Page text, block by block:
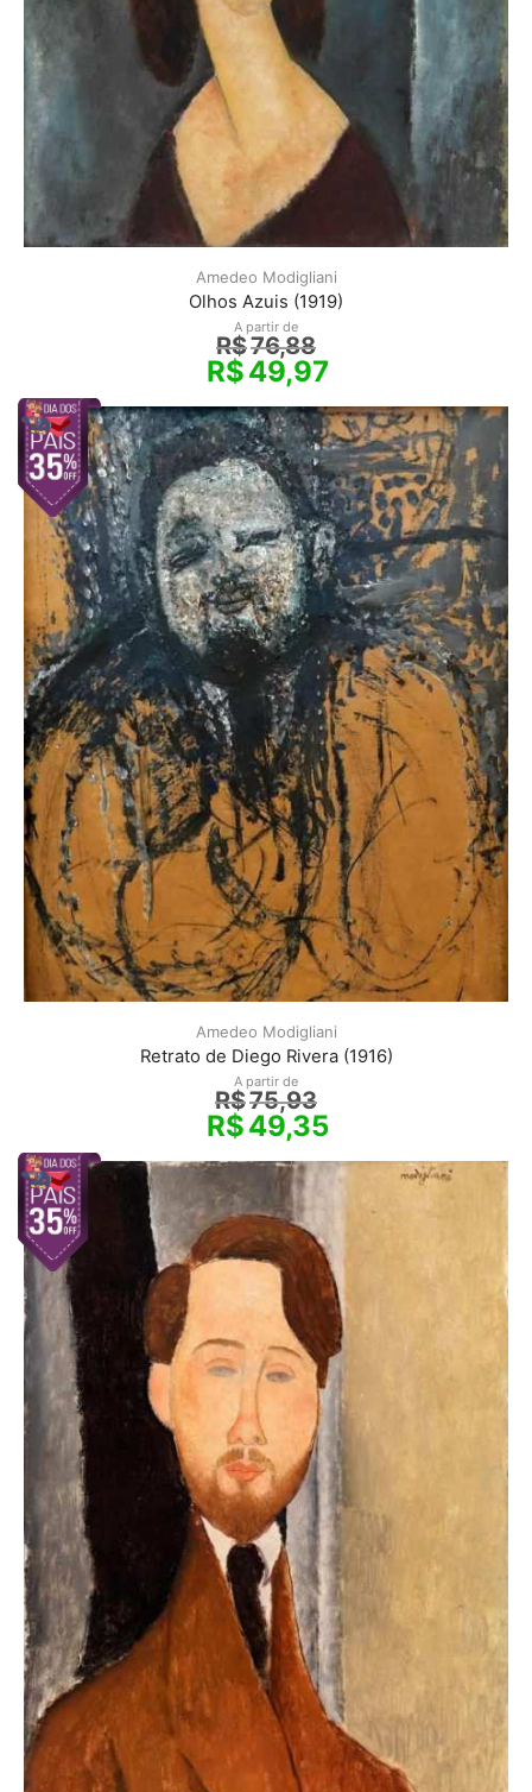
Amedeo Modigliani
Olhos Azuis (1919)
A partir de
R$76,88
R$49,97
Amedeo Modigliani
Retrato de Diego Rivera (1916)
A partir de
R$75,93
R$49,35